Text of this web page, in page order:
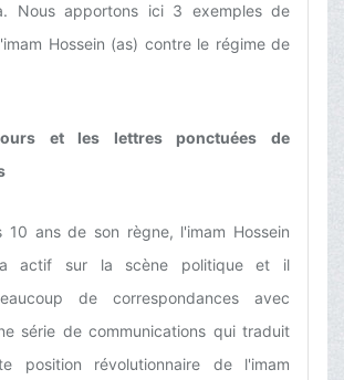
Nous apportons ici 3 exemples de
Hossein (as) contre le régime de
et les lettres ponctuées de
10 ans de son règne, l'imam Hossein
actif sur la scène politique et il
de correspondances avec
série de communications qui traduit
position révolutionnaire de l'imam